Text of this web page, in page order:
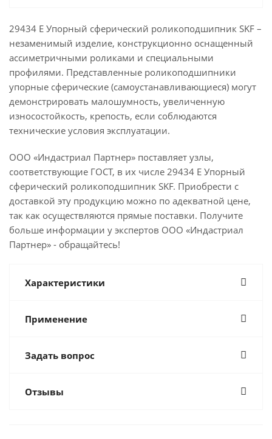
29434 E Упорный сферический роликоподшипник SKF –
незаменимый изделие, конструкционно оснащенный
ассиметричными роликами и специальными
профилями. Представленные роликоподшипники
упорные сферические (самоустанавливающиеся) могут
демонстрировать малошумность, увеличенную
износостойкость, крепость, если соблюдаются
технические условия эксплуатации.
ООО «Индастриал Партнер» поставляет узлы,
соответствующие ГОСТ, в их числе 29434 E Упорный
сферический роликоподшипник SKF. Приобрести с
доставкой эту продукцию можно по адекватной цене,
так как осуществляются прямые поставки. Получите
больше информации у экспертов ООО «Индастриал
Партнер» - обращайтесь!
Характеристики
Применение
Задать вопрос
Отзывы